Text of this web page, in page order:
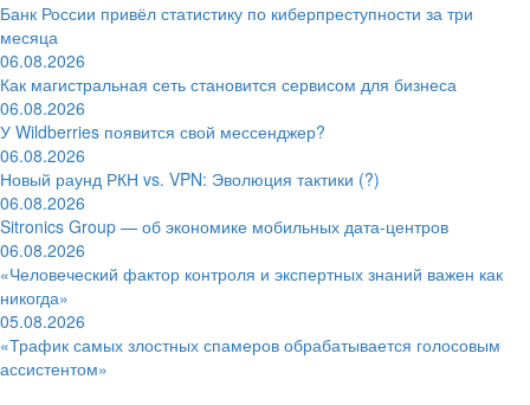
Банк России привёл статистику по киберпреступности за три
месяца
06.08.2026
Как магистральная сеть становится сервисом для бизнеса
06.08.2026
У Wildberries появится свой мессенджер?
06.08.2026
Новый раунд РКН vs. VPN: Эволюция тактики (?)
06.08.2026
Sitronics Group — об экономике мобильных дата-центров
06.08.2026
«Человеческий фактор контроля и экспертных знаний важен как
никогда»
05.08.2026
«Трафик самых злостных спамеров обрабатывается голосовым
ассистентом»